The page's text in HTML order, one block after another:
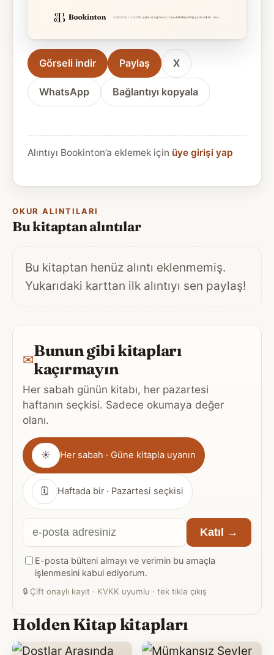
Görseli indir Paylaş X
WhatsApp Bağlantıyı kopyala
Alıntıyı Bookinton’a eklemek için üye girişi yap
OKUR ALINTILARI
Bu kitaptan alıntılar
Bu kitaptan henüz alıntı eklenmemiş.
Yukarıdaki karttan ilk alıntıyı sen paylaş!
✉Bunun gibi kitapları
kaçırmayın
Her sabah günün kitabı, her pazartesi
haftanın seçkisi. Sadece okumaya değer
olanı.
Gönderim
sıklığı
☀ Her sabah · Güne kitapla uyanın
🗓 Haftada bir · Pazartesi seçkisi
E-
posta
adresiniz
Katıl →
E-posta bülteni almayı ve verimin bu amaçla
işlenmesini kabul ediyorum.
🔒 Çift onaylı kayıt · KVKK uyumlu · tek tıkla çıkış
Holden Kitap kitapları